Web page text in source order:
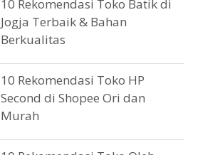
10 Rekomendasi Toko Batik di
Jogja Terbaik & Bahan
Berkualitas
10 Rekomendasi Toko HP
Second di Shopee Ori dan
Murah